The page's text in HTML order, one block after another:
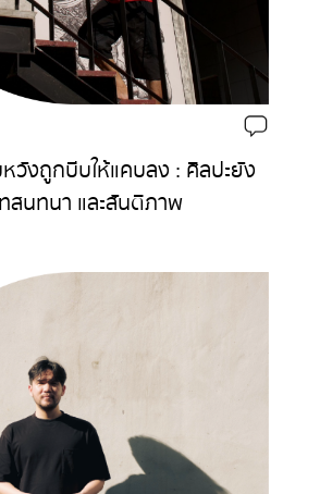
วังถูกบีบให้แคบลง : ศิลปะยัง
สนทนา และสันติภาพ